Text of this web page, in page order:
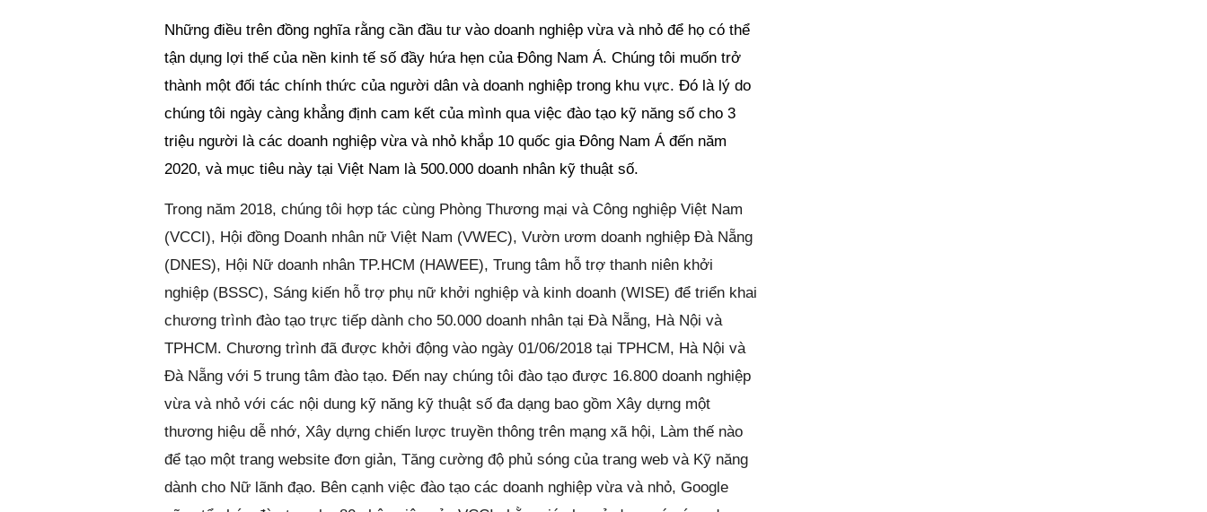
Những điều trên đồng nghĩa rằng cần đầu tư vào doanh nghiệp vừa và nhỏ để họ có thể
tận dụng lợi thế của nền kinh tế số đầy hứa hẹn của Đông Nam Á. Chúng tôi muốn trở
thành một đối tác chính thức của người dân và doanh nghiệp trong khu vực. Đó là lý do
chúng tôi ngày càng khẳng định cam kết của mình qua việc đào tạo kỹ năng số cho 3
triệu người là các doanh nghiệp vừa và nhỏ khắp 10 quốc gia Đông Nam Á đến năm
2020, và mục tiêu này tại Việt Nam là 500.000 doanh nhân kỹ thuật số.
Trong năm 2018, chúng tôi hợp tác cùng Phòng Thương mại và Công nghiệp Việt Nam
(VCCI), Hội đồng Doanh nhân nữ Việt Nam (VWEC), Vườn ươm doanh nghiệp Đà Nẵng
(DNES), Hội Nữ doanh nhân TP.HCM (HAWEE), Trung tâm hỗ trợ thanh niên khởi
nghiệp (BSSC), Sáng kiến hỗ trợ phụ nữ khởi nghiệp và kinh doanh (WISE) để triển khai
chương trình đào tạo trực tiếp dành cho 50.000 doanh nhân tại Đà Nẵng, Hà Nội và
TPHCM. Chương trình đã được khởi động vào ngày 01/06/2018 tại TPHCM, Hà Nội và
Đà Nẵng với 5 trung tâm đào tạo. Đến nay chúng tôi đào tạo được 16.800 doanh nghiệp
vừa và nhỏ với các nội dung kỹ năng kỹ thuật số đa dạng bao gồm Xây dựng một
thương hiệu dễ nhớ, Xây dựng chiến lược truyền thông trên mạng xã hội, Làm thế nào
để tạo một trang website đơn giản, Tăng cường độ phủ sóng của trang web và Kỹ năng
dành cho Nữ lãnh đạo. Bên cạnh việc đào tạo các doanh nghiệp vừa và nhỏ, Google